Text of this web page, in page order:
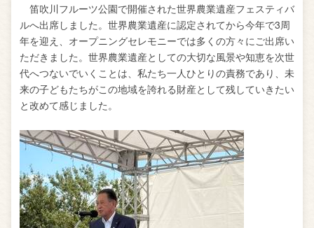
笛吹川フルーツ公園で開催された世界農業遺産フェスティバ
ルへ出席しました。世界農業遺産に認定されてから今年で3周
年を迎え、オープニングセレモニーでは多くの方々にご出席い
ただきました。世界農業遺産としての大切な風景や知恵を次世
代へつないでいくことは、私たち一人ひとりの責務であり、未
来の子どもたちがこの地域を誇れる財産として残していきたい
と改めて感じました。